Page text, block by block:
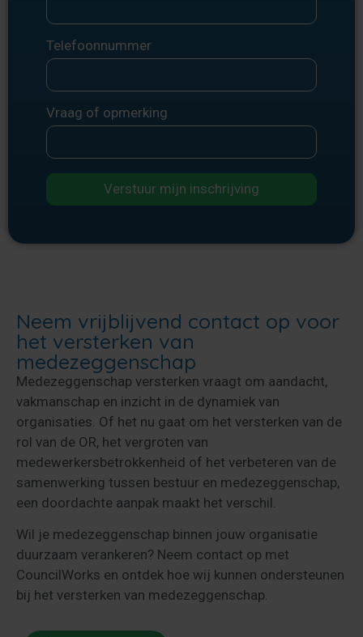
Telefoonnummer
Vraag of opmerking
Verstuur mijn inschrijving
Neem vrijblijvend contact op voor
het versterken van
medezeggenschap
Medezeggenschap versterken vraagt om aandacht,
vakmanschap en inzicht in de dynamiek van
organisaties. Of het nu gaat om het versterken van de
rol van de OR, het vergroten van
medewerkersbetrokkenheid of het verbeteren van de
samenwerking tussen bestuur en medezeggenschap,
een doordachte aanpak maakt het verschil.
Wil je medezeggenschap binnen jouw organisatie
duurzaam verankeren? Neem contact op met
CouncilWorks en ontdek hoe wij kunnen ondersteunen
bij het versterken van medezeggenschap.